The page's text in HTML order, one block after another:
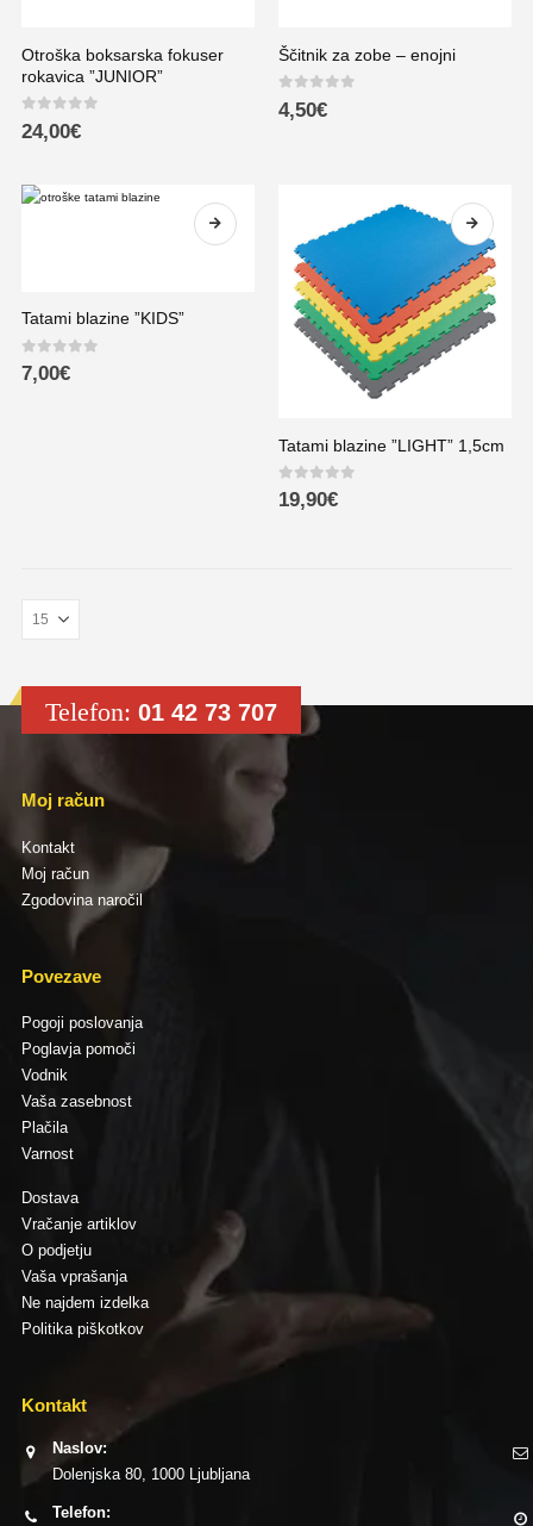
Otroška boksarska fokuser
rokavica ”JUNIOR”
0out of 5
24,00€
Ščitnik za zobe – enojni
0out of 5
4,50€
Tatami blazine ”KIDS”
0out of 5
7,00€
Tatami blazine ”LIGHT” 1,5cm
0out of 5
19,90€
Telefon: 01 42 73 707
Moj račun
Kontakt
Moj račun
Zgodovina naročil
Povezave
Pogoji poslovanja
Poglavja pomoči
Vodnik
Vaša zasebnost
Plačila
Varnost
Dostava
Vračanje artiklov
O podjetju
Vaša vprašanja
Ne najdem izdelka
Politika piškotkov
Kontakt
Naslov:
Dolenjska 80, 1000 Ljubljana
Telefon: